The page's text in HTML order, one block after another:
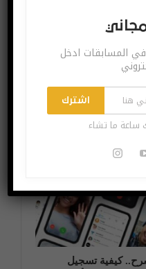
الاخبار
تعرّف على tap2Coach
منصة تدريبية على
كيفية تسجيل
في المسابقات ادخل
اشترك
ساعة ما تشاء